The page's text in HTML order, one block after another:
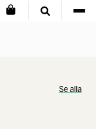
Se alla